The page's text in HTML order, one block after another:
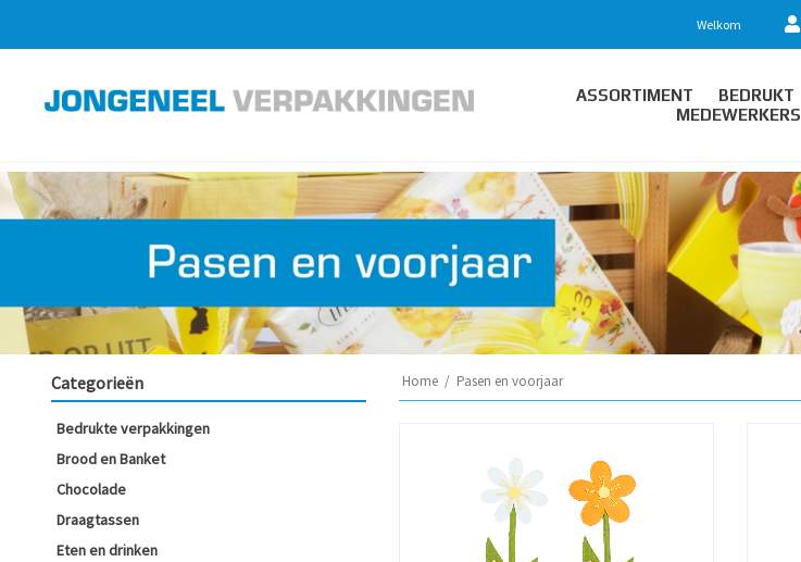
Welkom
ASSORTIMENT BEDRUKT
MEDEWERKERS
Categorieën
Bedrukte verpakkingen
Brood en Banket
Chocolade
Draagtassen
Eten en drinken
Home / Pasen en voorjaar